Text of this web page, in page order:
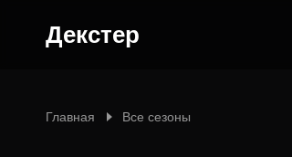
Декстер
Главная Все сезоны